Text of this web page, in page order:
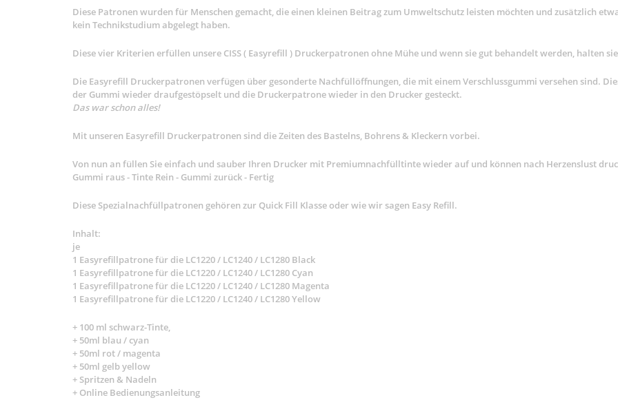
Diese Patronen wurden für Menschen gemacht, die einen kleinen Beitrag zum Umweltschutz leisten möchten und zusätzlich
kein Technikstudium abgelegt haben.
Diese vier Kriterien erfüllen unsere CISS ( Easyrefill ) Druckerpatronen ohne Mühe und wenn sie gut behandelt werden, halten
Die Easyrefill Druckerpatronen verfügen über gesonderte Nachfüllöffnungen, die mit einem Verschlussgummi versehen sind.
der Gummi wieder draufgestöpselt und die Druckerpatrone wieder in den Drucker gesteckt.
Das war schon alles!
Mit unseren Easyrefill Druckerpatronen sind die Zeiten des Bastelns, Bohrens & Kleckern vorbei.
Von nun an füllen Sie einfach und sauber Ihren Drucker mit Premiumnachfülltinte wieder auf und können nach Herzenslust
Gummi raus - Tinte Rein - Gummi zurück - Fertig
Diese Spezialnachfüllpatronen gehören zur Quick Fill Klasse oder wie wir sagen Easy Refill.
Inhalt:
je
1 Easyrefillpatrone für die LC1220 / LC1240 / LC1280 Black
1 Easyrefillpatrone für die LC1220 / LC1240 / LC1280 Cyan
1 Easyrefillpatrone für die LC1220 / LC1240 / LC1280 Magenta
1 Easyrefillpatrone für die LC1220 / LC1240 / LC1280 Yellow
+ 100 ml schwarz-Tinte,
+ 50ml blau / cyan
+ 50ml rot / magenta
+ 50ml gelb yellow
+ Spritzen & Nadeln
+ Online Bedienungsanleitung